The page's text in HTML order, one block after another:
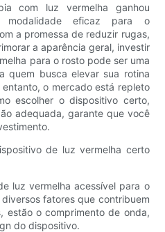
com luz vermelha ganhou
modalidade eficaz para o
a promessa de reduzir rugas,
a aparência geral, investir
para o rosto pode ser uma
quem busca elevar sua rotina
o mercado está repleto
escolher o dispositivo certo,
adequada, garante que você
de luz vermelha certo
luz vermelha acessível para o
fatores que contribuem
estão o comprimento de onda,
do dispositivo.